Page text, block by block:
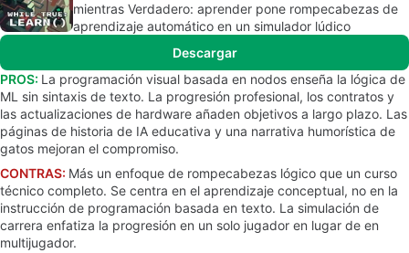
mientras Verdadero: aprender pone rompecabezas de
aprendizaje automático en un simulador lúdico
Descargar
PROS: La programación visual basada en nodos enseña la lógica de
ML sin sintaxis de texto. La progresión profesional, los contratos y
las actualizaciones de hardware añaden objetivos a largo plazo. Las
páginas de historia de IA educativa y una narrativa humorística de
gatos mejoran el compromiso.
CONTRAS: Más un enfoque de rompecabezas lógico que un curso
técnico completo. Se centra en el aprendizaje conceptual, no en la
instrucción de programación basada en texto. La simulación de
carrera enfatiza la progresión en un solo jugador en lugar de en
multijugador.